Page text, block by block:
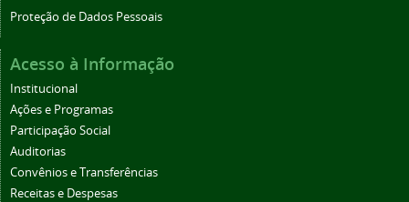
Proteção de Dados Pessoais
Acesso à Informação
Institucional
Ações e Programas
Participação Social
Auditorias
Convênios e Transferências
Receitas e Despesas